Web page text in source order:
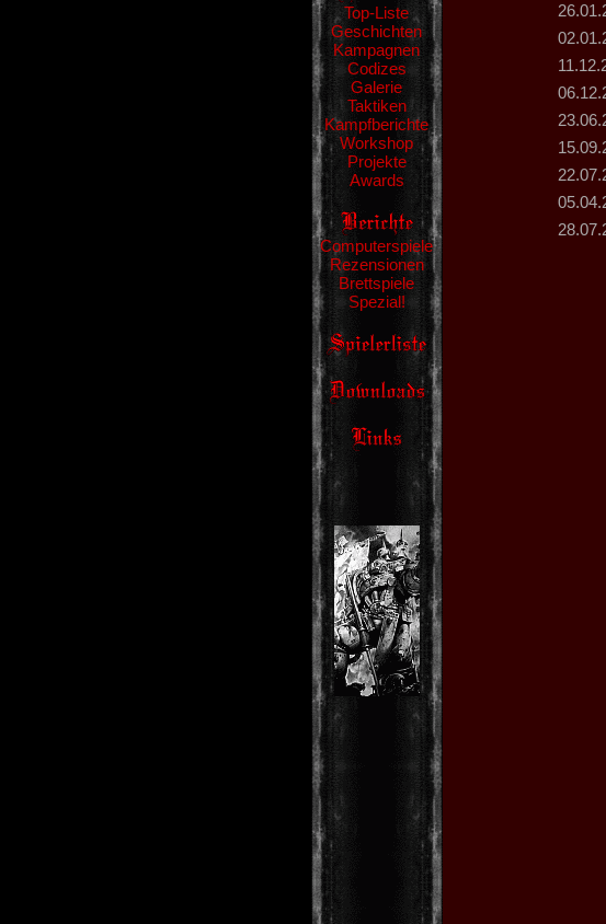
Top-Liste
Geschichten
Kampagnen
Codizes
Galerie
Taktiken
Kampfberichte
Workshop
Projekte
Awards
Computerspiele
Rezensionen
Brettspiele
Spezial!